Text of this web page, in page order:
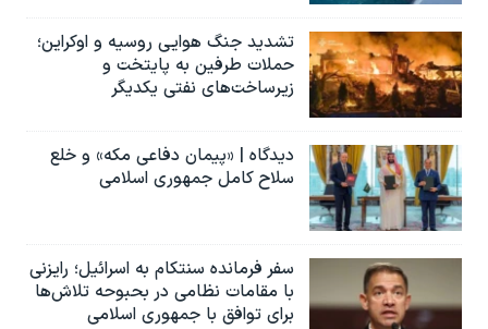
تشدید جنگ هوایی روسیه و اوکراین؛
حملات طرفین به پایتخت‌ و
زیرساخت‌های نفتی یکدیگر
دیدگاه | «پیمان دفاعی مکه» و خلع
سلاح کامل جمهوری اسلامی
سفر فرمانده سنتکام به اسرائیل؛ رایزنی
با مقامات نظامی در بحبوحه تلاش‌ها
برای توافق با جمهوری اسلامی